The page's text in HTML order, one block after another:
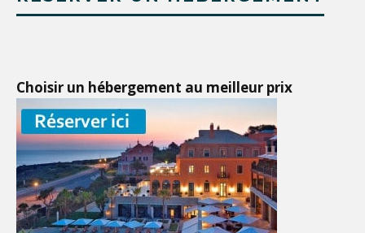
Choisir un hébergement au meilleur prix